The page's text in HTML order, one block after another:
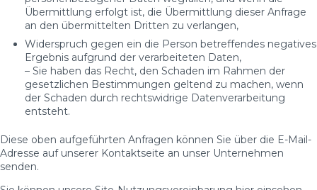
Übermittlung erfolgt ist, die Übermittlung dieser Anfrage
an den übermittelten Dritten zu verlangen,
Widerspruch gegen ein die Person betreffendes negatives
Ergebnis aufgrund der verarbeiteten Daten,
– Sie haben das Recht, den Schaden im Rahmen der
gesetzlichen Bestimmungen geltend zu machen, wenn
der Schaden durch rechtswidrige Datenverarbeitung
entsteht.
Diese oben aufgeführten Anfragen können Sie über die E-Mail-
Adresse auf unserer Kontaktseite an unser Unternehmen
senden.